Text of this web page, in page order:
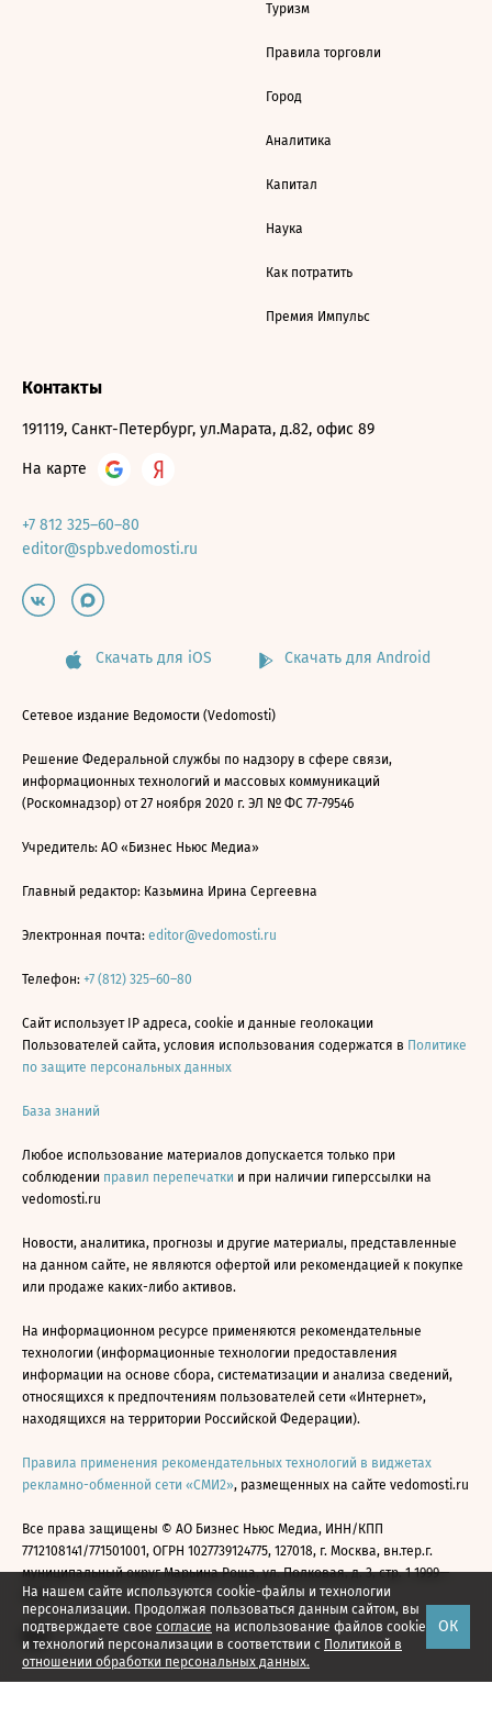
На нашем сайте используются cookie-файлы и технологии
персонализации. Продолжая пользоваться данным сайтом, вы
подтверждаете свое согласие на использование файлов cookie
и технологий персонализации в соответствии с Политикой в
отношении обработки персональных данных.
ОК
Туризм
Правила торговли
Город
Аналитика
Капитал
Наука
Как потратить
Премия Импульс
Контакты
191119, Санкт-Петербург, ул.Марата, д.82, офис 89
На карте
+7 812 325–60–80
editor@spb.vedomosti.ru
Скачать для iOS Скачать для Android
Сетевое издание Ведомости (Vedomosti)
Решение Федеральной службы по надзору в сфере связи,
информационных технологий и массовых коммуникаций
(Роскомнадзор) от 27 ноября 2020 г. ЭЛ № ФС 77-79546
Учредитель: АО «Бизнес Ньюс Медиа»
Главный редактор: Казьмина Ирина Сергеевна
Электронная почта: editor@vedomosti.ru
Телефон: +7 (812) 325–60–80
Сайт использует IP адреса, cookie и данные геолокации
Пользователей сайта, условия использования содержатся в Политике
по защите персональных данных
База знаний
Любое использование материалов допускается только при
соблюдении правил перепечатки и при наличии гиперссылки на
vedomosti.ru
Новости, аналитика, прогнозы и другие материалы, представленные
на данном сайте, не являются офертой или рекомендацией к покупке
или продаже каких-либо активов.
На информационном ресурсе применяются рекомендательные
технологии (информационные технологии предоставления
информации на основе сбора, систематизации и анализа сведений,
относящихся к предпочтениям пользователей сети «Интернет»,
находящихся на территории Российской Федерации).
Правила применения рекомендательных технологий в виджетах
рекламно-обменной сети «СМИ2», размещенных на сайте vedomosti.ru
Все права защищены © АО Бизнес Ньюс Медиа, ИНН/КПП
7712108141/771501001, ОГРН 1027739124775, 127018, г. Москва, вн.тер.г.
муниципальный округ Марьина Роща, ул. Полковая, д. 3, стр. 1 1999—
2026